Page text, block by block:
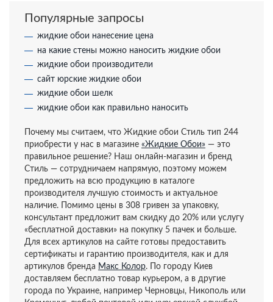
Популярные запросы
жидкие обои нанесение цена
на какие стены можно наносить жидкие обои
жидкие обои производители
сайт юрские жидкие обои
жидкие обои шелк
жидкие обои как правильно наносить
Почему мы считаем, что Жидкие обои Стиль тип 244
приобрести у нас в магазине «Жидкие Обои» — это
правильное решение? Наш онлайн-магазин и бренд
Стиль — сотрудничаем напрямую, поэтому можем
предложить на всю продукцию в каталоге
производителя лучшую стоимость и актуальное
наличие. Помимо цены в 308 гривен за упаковку,
консультант предложит вам скидку до 20% или услугу
«бесплатной доставки» на покупку 5 пачек и больше.
Для всех артикулов на сайте готовы предоставить
сертификаты и гарантию производителя, как и для
артикулов бренда Макс Колор. По городу Киев
доставляем бесплатно товар курьером, а в другие
города по Украине, например Черновцы, Никополь или